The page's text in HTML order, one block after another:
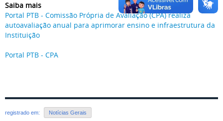
Saiba mais
Portal PTB - Comissão Própria de Avaliação (CPA) realiza
autoavaliação anual para aprimorar ensino e infraestrutura da
Instituição
Portal PTB - CPA
registrado em: Notícias Gerais